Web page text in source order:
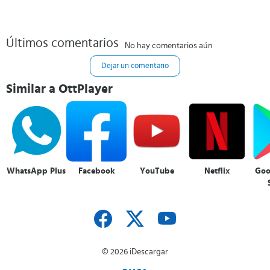
Últimos comentarios No hay comentarios aún
Dejar un comentario
Similar a OttPlayer
WhatsApp Plus Facebook YouTube Netflix
© 2026 iDescargar